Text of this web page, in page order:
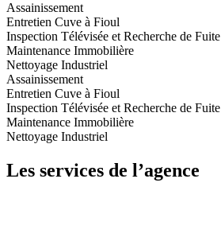
Assainissement
Entretien Cuve à Fioul
Inspection Télévisée et Recherche de Fuite
Maintenance Immobilière
Nettoyage Industriel
Assainissement
Entretien Cuve à Fioul
Inspection Télévisée et Recherche de Fuite
Maintenance Immobilière
Nettoyage Industriel
Les services de l’agence